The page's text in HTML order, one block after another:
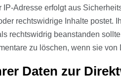
IP-Adresse erfolgt aus
rechtswidrige Inhalte postet.
rechtswidrig beanstanden
zu löschen, wenn sie
Daten zur